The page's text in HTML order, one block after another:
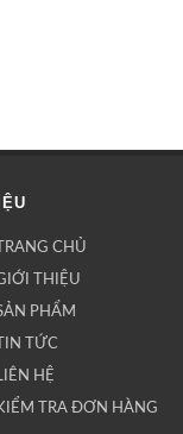
TRANG CHỦ
THIỆU
PHẨM
TIN TỨC
HỆ
TRA ĐƠN HÀNG